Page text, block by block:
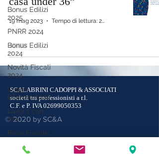
Bonus Edilizi
2025
PNRR 2024
Bonus Edilizi
2024
Novità Fiscali
2024
Legge
Bilancio 2024
Lavora con
Noi
Pace Fiscale
Newsletter
19 mag 2023 Tempo di lettura: 2 min
SCALABRINI CADOPPI & ASSOCIATI
società tra professionisti a r.l.
C.F. e P. IVA02699050353
© 2020 by SC&A
via P.C. Cadoppi, 14